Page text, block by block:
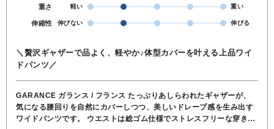
重さ 軽い 重い
伸縮性 伸びない 伸びる
＼贅沢ギャザーで品よく、軽やか♪体型カバーを叶える上品ワイ
ドパンツ／
GARANCE ガランス / フランス たっぷりあしらわれたギャザーが、
気になる腰回りを自然にカバーしつつ、美しいドレープ感を生み出す
ワイドパンツです。 ウエストは総ゴム仕様でストレスフリーな穿き心